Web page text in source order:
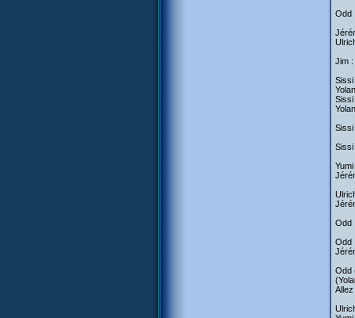
Odd
Jim :
Sissi
Sissi
Odd
Odd
Odd